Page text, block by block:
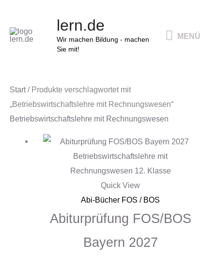
springen
lern.de
Wir machen Bildung - machen
Sie mit!
MENÜ
Start/ Produkte verschlagwortet mit
„Betriebswirtschaftslehre mit Rechnungswesen“
Betriebswirtschaftslehre mit Rechnungswesen
Quick View
Abi-Bücher FOS / BOS
Abiturprüfung FOS/BOS
Bayern 2027